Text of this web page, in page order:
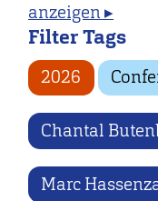
anzeigen ▸
Filter Tags
2026
Chantal
Marc